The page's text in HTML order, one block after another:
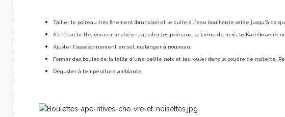
Tailler le poireau très finement (brunoise) et le cuire à l'eau bouillante salée jusqu'à ce
À la fourchette, écraser le chèvre, ajouter les poireaux, la farine de maïs, le Kari Gosse
Ajuster l'assaisonnement en sel, mélanger à nouveau.
Former des boules de la taille d'une petite noix et les rouler dans la poudre de noisette.
Déguster à température ambiante.